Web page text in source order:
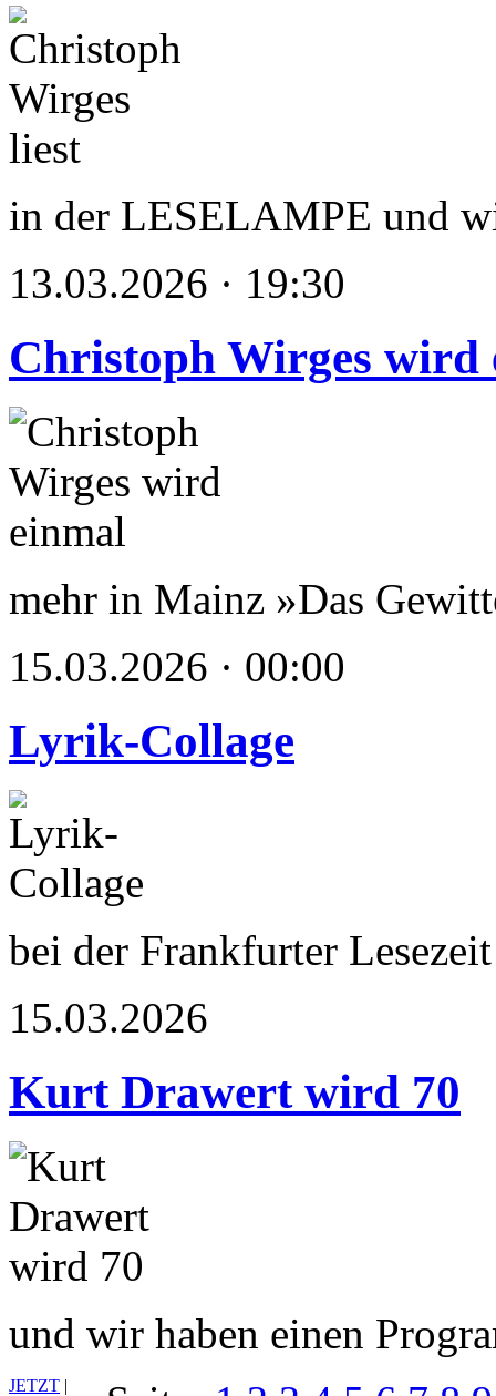
in der LESELAMPE und
13.03.2026 · 19:30
Christoph Wirges wird
mehr in Mainz »Das
15.03.2026 · 00:00
Lyrik-Collage
bei der Frankfurter Lesezeit
15.03.2026
Kurt Drawert wird 70
und wir haben einen
JETZT |